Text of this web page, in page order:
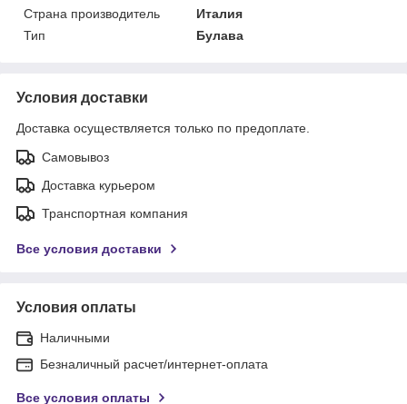
Страна производитель
Италия
Тип
Булава
Условия доставки
Доставка осуществляется только по предоплате.
Самовывоз
Доставка курьером
Транспортная компания
Все условия доставки
Условия оплаты
Наличными
Безналичный расчет/интернет-оплата
Все условия оплаты